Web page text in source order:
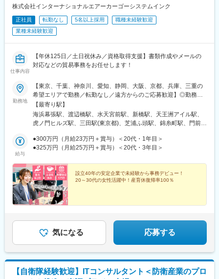
■「かにざんまい」について
高級食材の代表格である蟹を限界まで低価格で、多くのお客様に
提供したいという思いから実現したSNSでも話題沸騰のお店で
す。現在愛知県に8店舗、三重県に1店舗、東京に3店舗、神奈川
に1店舗展開中です。
■当社の特徴
当社はSNSで話題の「かにざんまい」などにより、店舗出店の拡
急成長の秘訣は業態開発の力もありますが、メンバーが働きやす
い環境として、がっつり働きたい方向けやプライベートを充実さ
せたい方向けなど複数の働き方を用意し、モチベーション高く働
いている環境だと考えています。
株式会社インターナショナルエアーカーゴーシステムインク
正社員 転勤なし 5名以上採用
職種未経験歓迎
業種未経験歓迎
仕事内容
【年休125日／土日祝休み／資格取得支援】書類作成やメールの
対応などの貿易事務をお任せします！
勤務地
【東京、千葉、神奈川、愛知、静岡、大阪、京都、兵庫、三重の
希望エリアで勤務／転勤なし／遠方からのご応募歓迎】◎勤務地
は希望を考慮して決定します。◎転居を伴う転勤ナシ。転居を伴
わない範囲で、勤務地の異動が発生する可能性があります。◎借
上社宅制度あり（社内規定あり）＜勤務地＞【東京・千葉】東京
【神奈川】川崎市、横浜市（市内の勤務先）【愛知】名古屋（市
内、中部国際空港周辺の勤務先）【静岡】浜松（市内の勤務先）
（市内の勤務先）【兵庫】神戸（市内の勤務先）【三重】津、四
日市市（市内の勤務先）ーーーーーーーー＜当社拠点＞【本社】
千葉県千葉市美浜区中瀬1-3 幕張テクノガーデンB棟14F海浜幕
張駅より徒歩5分【大阪営業所】大阪府大阪市中之島2-3-18 中之
島フェスティバルタワー16F渡辺橋駅より徒歩3分★中之島のラン
【最寄り駅】
海浜幕張駅、渡辺橋駅、水天宮前駅、新橋駅、天王洲アイル駅、
虎ノ門ヒルズ駅、三田駅(東京都)、芝浦ふ頭駅、錦糸町駅、門前仲
新日本橋駅、三鷹駅、築地駅、新宿三丁目駅、赤坂駅(東京都)、汐
留駅、新木場駅、日本橋駅(東京都)、都庁前駅、新御茶ノ水駅、京
東成田駅、原木中山駅、八丁畷駅、東白楽駅、ハーバーランド
駅、北浜駅(大阪府)、堺筋本町駅、大阪港駅、関西空港駅(鉄道)、
淀屋橋駅、本町駅、大阪梅田駅(阪神線)、南方駅(大阪府)、なんば
駅(地下鉄)、大阪阿部野橋駅、新大阪駅、京橋駅(大阪府)、心斎橋
駅、中百舌鳥駅、東梅田駅、鶴橋駅、肥後橋駅、りんくうタウン
駅、矢場町駅、名古屋駅、金山駅(愛知県)、名鉄名古屋駅、栄駅
(愛知県)、伏見駅(愛知県)、近鉄四日市駅、さぎの宮駅、人形町
駅、御成門駅、芝公園駅、日の出駅(東京都)、亀戸駅、清澄白河
駅、東京駅、中野新橋駅、岩本町駅、半蔵門駅、小伝馬町駅、新
富町駅(東京都)、新宿御苑前駅、築地市場駅、溜池山王駅、三越前
神戸駅(兵庫県)、北新地駅、なにわ橋駅、阿波座駅、大阪駅、西中
給与
●300万円（月給23万円＋賞与）＜20代・1年目＞
●325万円（月給25万円＋賞与）＜20代・3年目＞
設立40年の安定企業で未経験から事務デビュー！
20～30代の女性活躍中！産育休復帰率100％
気になる 応募する
【自衛隊経験歓迎】ITコンサルタント＜防衛産業のプロ